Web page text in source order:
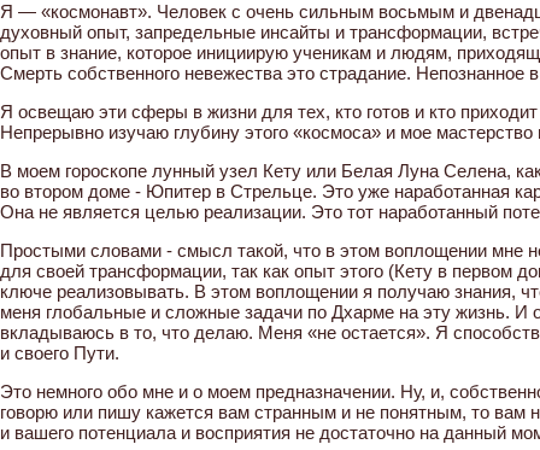
Я — «космонавт». Человек с очень сильным восьмым и
духовный опыт, запредельные инсайты и трансформации,
опыт в знание, которое инициирую ученикам и людям,
Смерть собственного невежества это страдание. Непознанное
Я освещаю эти сферы в жизни для тех, кто готов и кто
Непрерывно изучаю глубину этого «космоса» и мое
В моем гороскопе лунный узел Кету или Белая Луна Селена,
во втором доме - Юпитер в Стрельце. Это уже наработанная
Она не является целью реализации. Это тот наработанный
Простыми словами - смысл такой, что в этом воплощении мне
для своей трансформации, так как опыт этого (Кету в первом
ключе реализовывать. В этом воплощении я получаю знания,
меня глобальные и сложные задачи по Дхарме на эту жизнь.
вкладываюсь в то, что делаю. Меня «не остается». Я
и своего Пути.
Это немного обо мне и о моем предназначении. Ну, и,
говорю или пишу кажется вам странным и не понятным, то вам
и вашего потенциала и восприятия не достаточно на данный